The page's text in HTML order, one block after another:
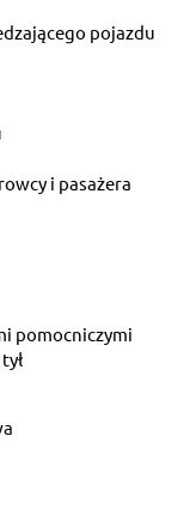
pojazdu
i pasażera
pomocniczymi